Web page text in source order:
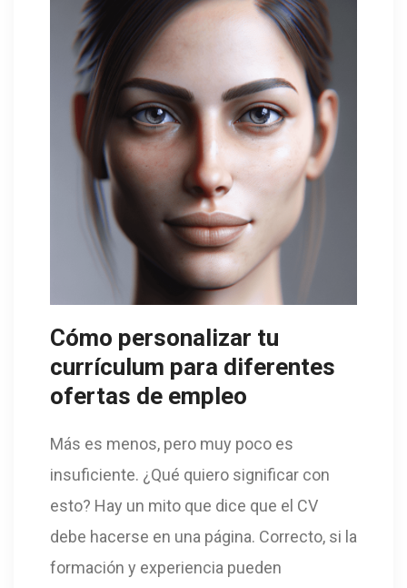
Cómo personalizar tu
currículum para diferentes
ofertas de empleo
Más es menos, pero muy poco es
insuficiente. ¿Qué quiero significar con
esto? Hay un mito que dice que el CV
debe hacerse en una página. Correcto, si la
formación y experiencia pueden